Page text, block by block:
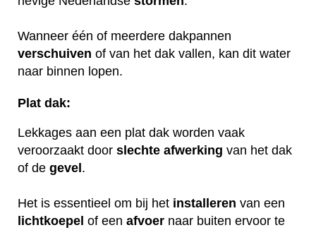
Wanneer één of meerdere dakpannen
verschuiven of van het dak vallen, kan dit water
naar binnen lopen.
Plat dak:
Lekkages aan een plat dak worden vaak
veroorzaakt door slechte afwerking van het dak
of de gevel.
Het is essentieel om bij het installeren van een
lichtkoepel of een afvoer naar buiten ervoor te